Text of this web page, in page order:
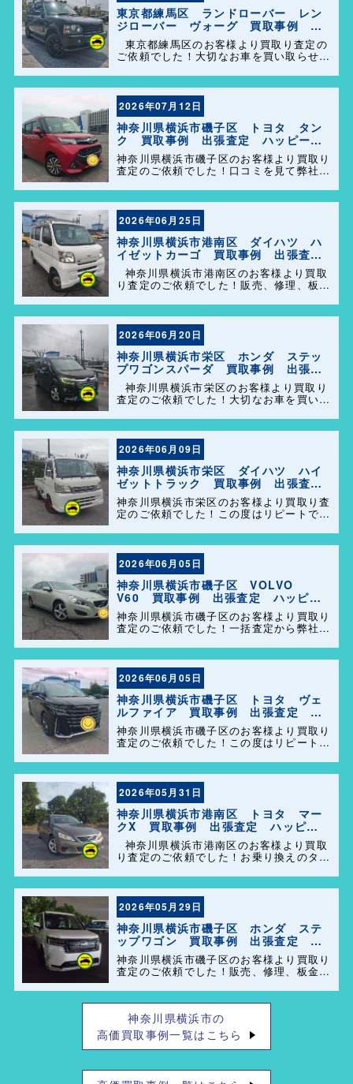
東京都練馬区 ランドローバー レン
ジローバー ヴォーグ 買取事例 出
張査定 ハッピーカーズ港南店！
東京都練馬区のお客様より買取り査定の
ご依頼でした！大切なお車を買い取らせて
の事をよろしくお願いします＼(^o^)／
2026年07月12日
神奈川県横浜市磯子区 トヨタ タン
ク 買取事例 出張査定 ハッピーカ
ーズ港南店！
神奈川県横浜市磯子区のお客様より買取り
査定のご依頼でした！口コミを見て弊社を
事があれば気軽にご相談して下さい(^o^)
／
2026年06月25日
神奈川県横浜市港南区 ダイハツ ハ
イゼットカーゴ 買取事例 出張査
定 ハッピーカーズ港南店！
神奈川県横浜市港南区のお客様より買取
り査定のご依頼でした！販売、修理、板
の事で困った事があれば、気軽にご相談し
て下さい(^o^)／
2026年06月20日
神奈川県横浜市栄区 ホンダ ステッ
プワゴンスパーダ 買取事例 出張査
定 ハッピーカーズ港南店！
神奈川県横浜市栄区のお客様より買取り
査定のご依頼でした！大切なお車を買い取
も弊社の事をよろしくお願いします＼
(^o^)／
2026年06月09日
神奈川県横浜市栄区 ダイハツ ハイ
ゼットトラック 買取事例 出張査
定 ハッピーカーズ港南店！
神奈川県横浜市栄区のお客様より買取り査
定のご依頼でした！この度はリピートでの
のお車を迅速かつ丁寧に対応させていただ
きました。 今後ともよろしくお願いしま
す＼(^o^)／
2026年06月05日
神奈川県横浜市磯子区 VOLVO
V60 買取事例 出張査定 ハッピー
カーズ港南店！
神奈川県横浜市磯子区のお客様より買取り
査定のご依頼でした！一括査定から弊社を
(^o^)／ また、事務所に遊びに来てくださ
い。
2026年06月05日
神奈川県横浜市磯子区 トヨタ ヴェ
ルファイア 買取事例 出張査定 ハ
ッピーカーズ港南店！
神奈川県横浜市磯子区のお客様より買取り
査定のご依頼でした！この度はリピートで
様のお車を迅速かつ丁寧に対応させていた
だきました。 今後ともよろしくお願いし
ます＼(^o^)／
2026年05月31日
神奈川県横浜市港南区 トヨタ マー
クX 買取事例 出張査定 ハッピー
カーズ港南店！
神奈川県横浜市港南区のお客様より買取
り査定のご依頼でした！お乗り換えのタイ
い取らせて頂きありがとうございます。今
後とも弊社の事をよろしくお願いします＼
(^o^)／
2026年05月29日
神奈川県横浜市磯子区 ホンダ ステ
ップワゴン 買取事例 出張査定 ハ
ッピーカーズ港南店！
神奈川県横浜市磯子区のお客様より買取り
査定のご依頼でした！販売、修理、板金、
で困った事があれば、気軽にご相談して下
さい(^o^)／
神奈川県横浜市の
高価買取事例一覧はこちら